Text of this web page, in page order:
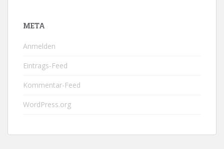
META
Anmelden
Eintrags-Feed
Kommentar-Feed
WordPress.org